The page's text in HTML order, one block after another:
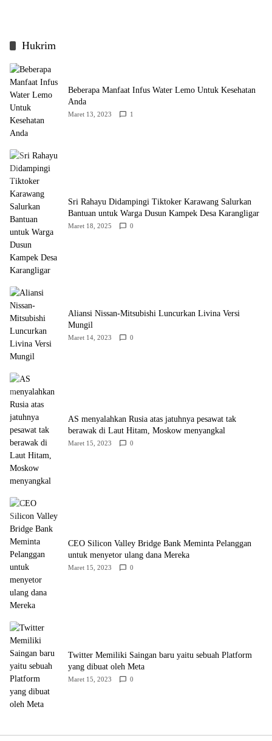
Hukrim
Beberapa Manfaat Infus Water Lemo Untuk Kesehatan
Anda
Maret 13, 2023 1
Sri Rahayu Didampingi Tiktoker Karawang Salurkan
Bantuan untuk Warga Dusun Kampek Desa Karangligar
Maret 18, 2025 0
Aliansi Nissan-Mitsubishi Luncurkan Livina Versi
Mungil
Maret 14, 2023 0
AS menyalahkan Rusia atas jatuhnya pesawat tak
berawak di Laut Hitam, Moskow menyangkal
Maret 15, 2023 0
CEO Silicon Valley Bridge Bank Meminta Pelanggan
untuk menyetor ulang dana Mereka
Maret 15, 2023 0
Twitter Memiliki Saingan baru yaitu sebuah Platform
yang dibuat oleh Meta
Maret 15, 2023 0